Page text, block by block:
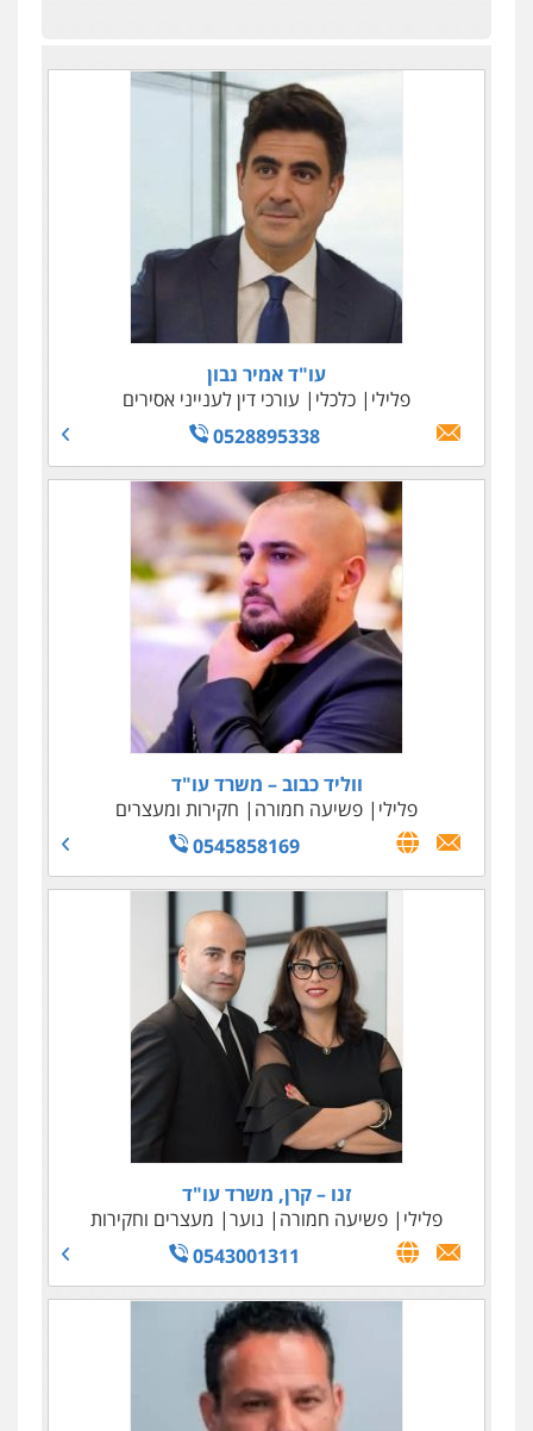
עו"ד אמיר נבון
פלילי
כלכלי
עורכי דין לענייני אסירים
0528895338
ווליד כבוב – משרד עו"ד
פלילי
פשיעה חמורה
חקירות ומעצרים
0545858169
זנו – קרן, משרד עו"ד
פלילי
פשיעה חמורה נוער
מעצרים וחקירות
0543001311
עו"ד טליה גרידיש
פלילי כלכלי צבאי עורכי דין לענייני אסירים
0523307111
עו"ד ג'קי סגרון
עורכי דין לענייני אסירים צבאי שחרור ממעצר
- ימים ועד תום הליכים